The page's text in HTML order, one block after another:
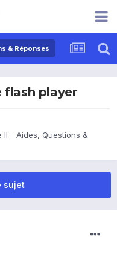
& Réponses
flash player
II - Aides, Questions &
sujet